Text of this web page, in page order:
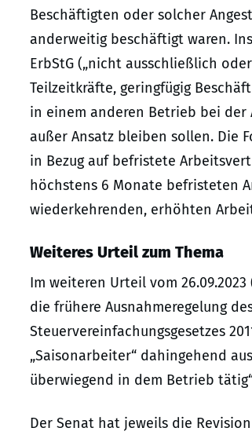
Beschäftigten oder solcher
anderweitig beschäftigt waren.
ErbStG („nicht ausschließlich
Teilzeitkräfte, geringfügig
in einem anderen Betrieb bei der
außer Ansatz bleiben sollen. Die
in Bezug auf befristete
höchstens 6 Monate befristeten
wiederkehrenden, erhöhten
Weiteres Urteil zum Thema
Im weiteren Urteil vom 26.09.2023
die frühere Ausnahmeregelung
Steuervereinfachungsgesetzes
„Saisonarbeiter“ dahingehend
überwiegend in dem Betrieb
Der Senat hat jeweils die